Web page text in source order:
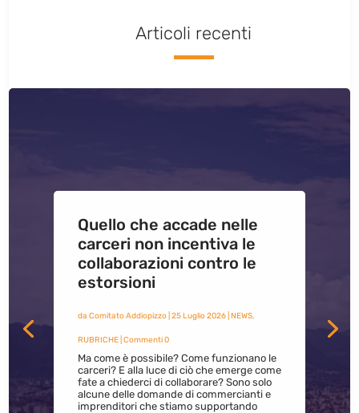
Articoli recenti
Quello che accade nelle
carceri non incentiva le
collaborazioni contro le
estorsioni
da Comitato Addiopizzo| 25 Luglio 2026| NEWS,
RUBRICHE| Commenti 0
Ma come è possibile? Come funzionano le
carceri? E alla luce di ciò che emerge come
fate a chiederci di collaborare? Sono solo
alcune delle domande di commercianti e
imprenditori che stiamo supportando